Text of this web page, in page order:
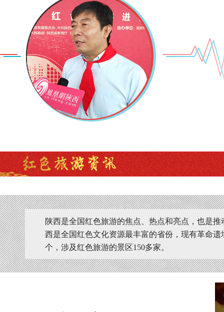
陕西是全国红色旅游的焦点、热点和亮点，也是
西是全国红色文化资源最丰富的省份，现有革命
个，涉及红色旅游的景区150多家。